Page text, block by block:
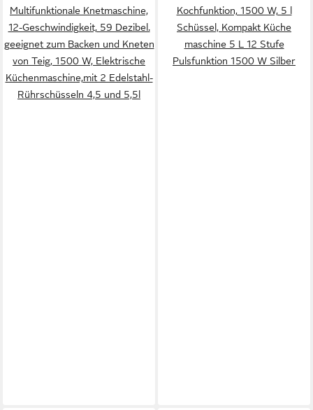
Multifunktionale Knetmaschine,
12-Geschwindigkeit, 59 Dezibel.
geeignet zum Backen und Kneten
von Teig, 1500 W, Elektrische
Küchenmaschine,mit 2 Edelstahl-
Rührschüsseln 4,5 und 5,5l
Kochfunktion, 1500 W, 5 l
Schüssel, Kompakt Küche
maschine 5 L 12 Stufe
Pulsfunktion 1500 W Silber